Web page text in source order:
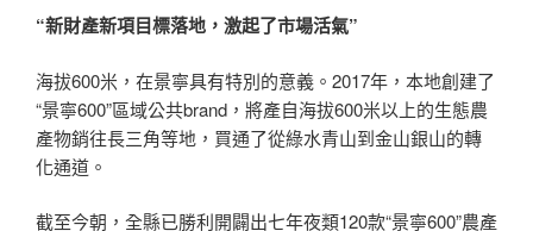
“新財產新項目標落地，激起了市場活氣”
海拔600米，在景寧具有特別的意義。2017年，本地創建了
“景寧600”區域公共brand，將產自海拔600米以上的生態農
產物銷往長三角等地，買通了從綠水青山到金山銀山的轉
化通道。
截至今朝，全縣已勝利開闢出七年夜類120款“景寧600”農產